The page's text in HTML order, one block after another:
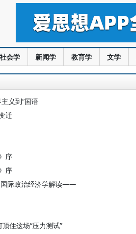
社会学 新闻学 教育学 文学
义到“国语
迁
序
序
国际政治经济学解读——
住这场“压力测试”